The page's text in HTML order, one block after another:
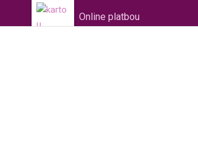
Online platbou